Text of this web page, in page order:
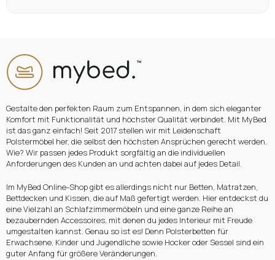
Gestalte den perfekten Raum zum Entspannen, in dem sich eleganter
Komfort mit Funktionalität und höchster Qualität verbindet. Mit MyBed
ist das ganz einfach! Seit 2017 stellen wir mit Leidenschaft
Polstermöbel her, die selbst den höchsten Ansprüchen gerecht werden.
Wie? Wir passen jedes Produkt sorgfältig an die individuellen
Anforderungen des Kunden an und achten dabei auf jedes Detail.
Im MyBed Online-Shop gibt es allerdings nicht nur Betten, Matratzen,
Bettdecken und Kissen, die auf Maß gefertigt werden. Hier entdeckst du
eine Vielzahl an Schlafzimmermöbeln und eine ganze Reihe an
bezaubernden Accessoires, mit denen du jedes Interieur mit Freude
umgestalten kannst. Genau so ist es! Denn Polsterbetten für
Erwachsene, Kinder und Jugendliche sowie Hocker oder Sessel sind ein
guter Anfang für größere Veränderungen.